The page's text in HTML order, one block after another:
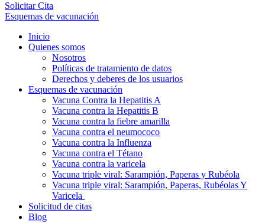
Solicitar Cita
Esquemas de vacunación
Inicio
Quienes somos
Nosotros
Políticas de tratamiento de datos
Derechos y deberes de los usuarios
Esquemas de vacunación
Vacuna Contra la Hepatitis A
Vacuna contra la Hepatitis B
Vacuna contra la fiebre amarilla
Vacuna contra el neumococo
Vacuna contra la Influenza
Vacuna contra el Tétano
Vacuna contra la varicela
Vacuna triple viral: Sarampión, Paperas y Rubéola
Vacuna triple viral: Sarampión, Paperas, Rubéolas Y
Varicela
Solicitud de citas
Blog